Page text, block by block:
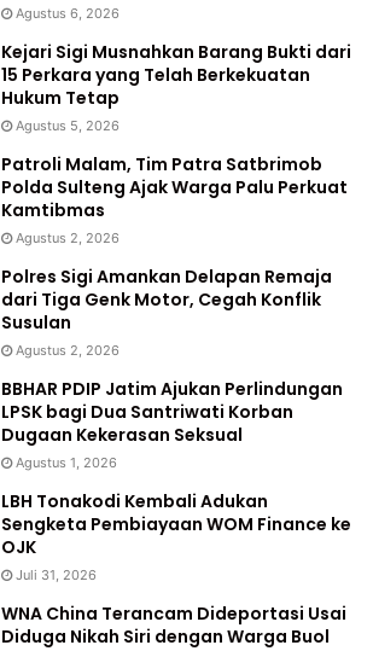
Agustus 6, 2026
Kejari Sigi Musnahkan Barang Bukti dari
15 Perkara yang Telah Berkekuatan
Hukum Tetap
Agustus 5, 2026
Patroli Malam, Tim Patra Satbrimob
Polda Sulteng Ajak Warga Palu Perkuat
Kamtibmas
Agustus 2, 2026
Polres Sigi Amankan Delapan Remaja
dari Tiga Genk Motor, Cegah Konflik
Susulan
Agustus 2, 2026
BBHAR PDIP Jatim Ajukan Perlindungan
LPSK bagi Dua Santriwati Korban
Dugaan Kekerasan Seksual
Agustus 1, 2026
LBH Tonakodi Kembali Adukan
Sengketa Pembiayaan WOM Finance ke
OJK
Juli 31, 2026
WNA China Terancam Dideportasi Usai
Diduga Nikah Siri dengan Warga Buol